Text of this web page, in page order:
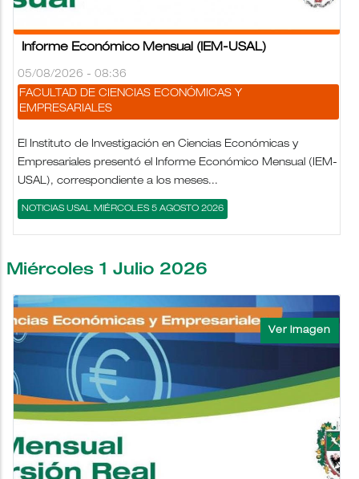
Informe Económico Mensual (IEM-USAL)
05/08/2026 - 08:36
FACULTAD DE CIENCIAS ECONÓMICAS Y
EMPRESARIALES
El Instituto de Investigación en Ciencias Económicas y
Empresariales presentó el Informe Económico Mensual (IEM-
USAL), correspondiente a los meses...
NOTICIAS USAL MIÉRCOLES 5 AGOSTO 2026
Miércoles 1 Julio 2026